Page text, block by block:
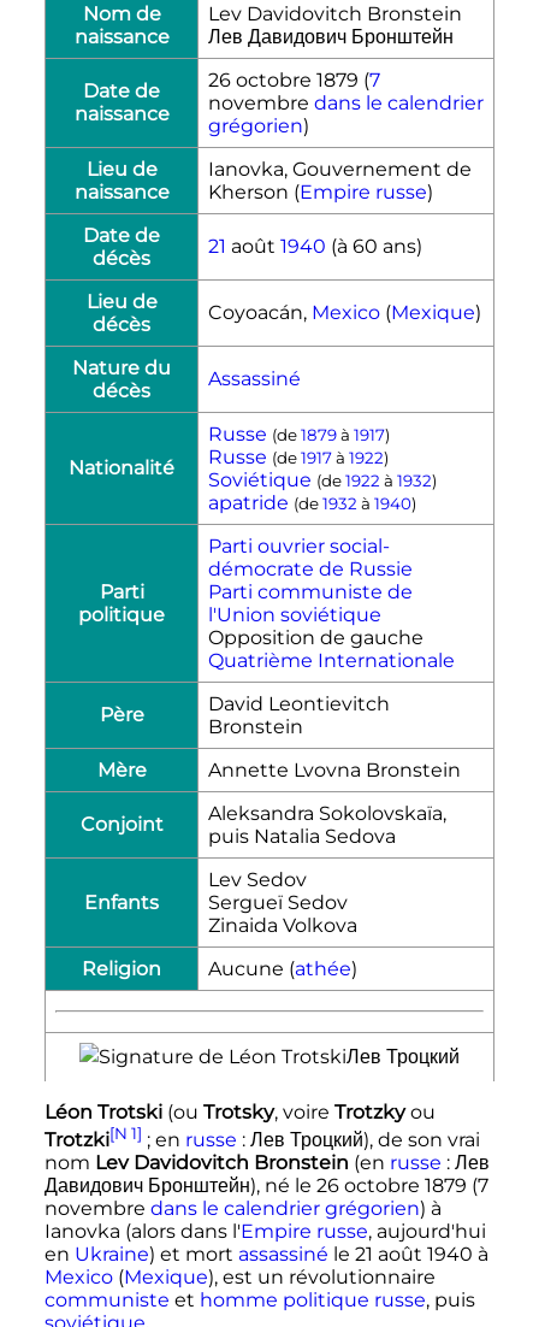
Nom de
naissance
Lev Davidovitch Bronstein
Лев Давидович Бронштейн
Date de
naissance
26 octobre 1879 (7
novembre dans le calendrier
grégorien)
Lieu de
naissance
Ianovka, Gouvernement de
Kherson (Empire russe)
Date de
décès
21 août 1940 (à 60 ans)
Lieu de
décès
Coyoacán, Mexico (Mexique)
Nature du
décès
Assassiné
Nationalité
Russe (de1879à 1917)
Russe (de1917à 1922)
Soviétique (de1922 à 1932)
apatride (de1932 à 1940)
Parti
politique
Parti ouvrier social-
démocrate de Russie
Parti communiste de
l'Union soviétique
Opposition de gauche
Quatrième Internationale
Père
David Leontievitch
Bronstein
Mère
Annette Lvovna Bronstein
Conjoint
Aleksandra Sokolovskaïa,
puis Natalia Sedova
Enfants
Lev Sedov
Sergueï Sedov
Zinaida Volkova
Religion
Aucune (athée)
Léon Trotski(ou Trotsky, voire Trotzkyou
Trotzki[N 1] ; en russe : Лев Троцкий), de son vrai
nom Lev Davidovitch Bronstein (en russe : Лев
Давидович Бронштейн), né le 26 octobre 1879 (7
novembre dans le calendrier grégorien) à
Ianovka (alors dans l'Empire russe, aujourd'hui
en Ukraine) et mort assassiné le 21 août 1940 à
Mexico(Mexique), est un révolutionnaire
communiste et homme politique russe, puis